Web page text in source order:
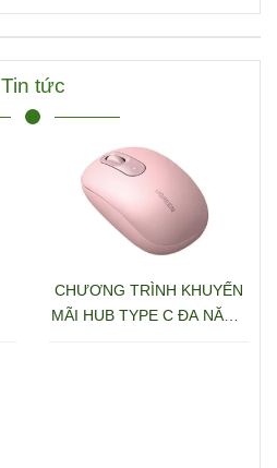
Tin tức
CHƯƠNG TRÌNH KHUYẾN
MÃI HUB TYPE C ĐA NĂNG